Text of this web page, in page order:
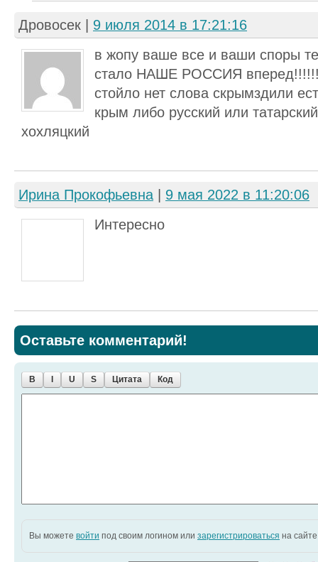
Дровосек
9 июля 2014 в 17:21:16
в жопу ваше все и ваши споры
стало НАШЕ РОССИЯ
стойло нет слова скрымздили
крым либо русский или
хохляцкий
Ирина Прокофьевна
9 мая 2022 в 11:20:06
Интересно
Оставьте комментарий!
B U S Цитата Код
Вы можете войти под своим логином или зарегистрироваться на